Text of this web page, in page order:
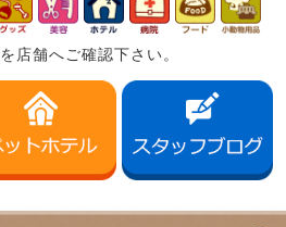
店舗へご確認下さい。